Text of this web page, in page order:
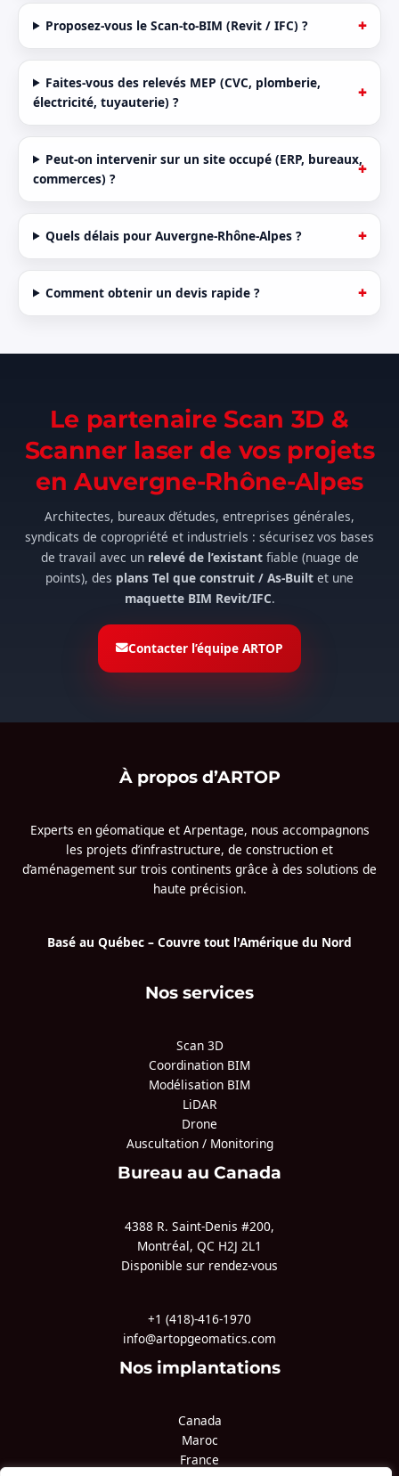
Proposez-vous le Scan-to-BIM (Revit / IFC) ?
Faites-vous des relevés MEP (CVC, plomberie,
électricité, tuyauterie) ?
Peut-on intervenir sur un site occupé (ERP, bureaux,
commerces) ?
Quels délais pour Auvergne-Rhône-Alpes ?
Comment obtenir un devis rapide ?
Le partenaire Scan 3D &
Scanner laser de vos projets
en Auvergne-Rhône-Alpes
Architectes, bureaux d’études, entreprises générales,
syndicats de copropriété et industriels : sécurisez vos bases
de travail avec un relevé de l’existantfiable (nuage de
points), des plans Tel que construit / As-Built et une
maquette BIM Revit/IFC.
Contacter l’équipe ARTOP
À propos d’ARTOP
Experts en géomatique et Arpentage, nous accompagnons
les projets d’infrastructure, de construction et
d’aménagement sur trois continents grâce à des solutions de
haute précision.
Basé au Québec – Couvre tout l'Amérique du Nord
Nos services
Scan 3D
Coordination BIM
Modélisation BIM
LiDAR
Drone
Auscultation / Monitoring
Bureau au Canada
4388 R. Saint-Denis #200,
Montréal, QC H2J 2L1
Disponible sur rendez-vous
+1 (418)-416-1970
info@artopgeomatics.com
Nos implantations
Canada
Maroc
France